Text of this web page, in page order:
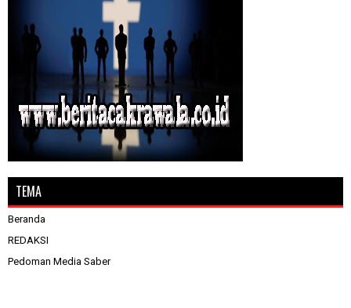
TEMA
Beranda
REDAKSI
Pedoman Media Saber